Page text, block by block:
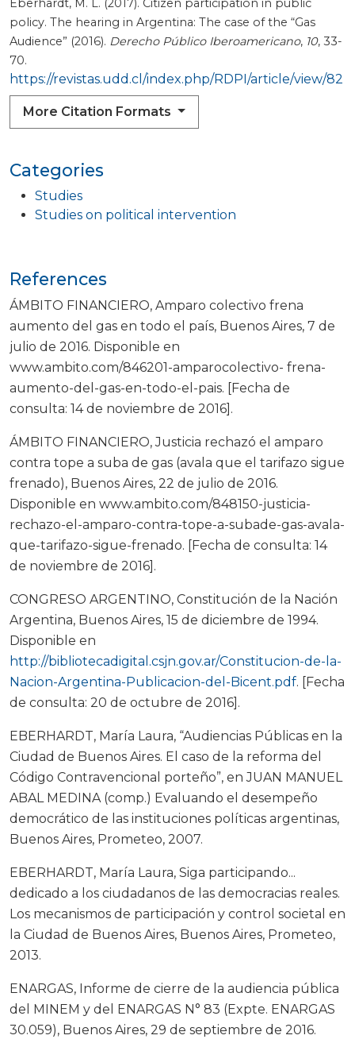
Categories
Studies
Studies on political intervention
Eberhardt, M. L. (2017). Citizen participation in public
policy. The hearing in Argentina: The case of the “Gas
Audience” (2016). Derecho Público Iberoamericano, 10, 33-
70.
https://revistas.udd.cl/index.php/RDPI/article/view/82
More Citation Formats
References
ÁMBITO FINANCIERO, Amparo colectivo frena
aumento del gas en todo el país, Buenos Aires, 7 de
julio de 2016. Disponible en
www.ambito.com/846201-amparocolectivo- frena-
aumento-del-gas-en-todo-el-pais. [Fecha de
consulta: 14 de noviembre de 2016].
ÁMBITO FINANCIERO, Justicia rechazó el amparo
contra tope a suba de gas (avala que el tarifazo sigue
frenado), Buenos Aires, 22 de julio de 2016.
Disponible en www.ambito.com/848150-justicia-
rechazo-el-amparo-contra-tope-a-subade-gas-avala-
que-tarifazo-sigue-frenado. [Fecha de consulta: 14
de noviembre de 2016].
CONGRESO ARGENTINO, Constitución de la Nación
Argentina, Buenos Aires, 15 de diciembre de 1994.
Disponible en
http://bibliotecadigital.csjn.gov.ar/Constitucion-de-la-
Nacion-Argentina-Publicacion-del-Bicent.pdf. [Fecha
de consulta: 20 de octubre de 2016].
EBERHARDT, María Laura, “Audiencias Públicas en la
Ciudad de Buenos Aires. El caso de la reforma del
Código Contravencional porteño”, en JUAN MANUEL
ABAL MEDINA (comp.) Evaluando el desempeño
democrático de las instituciones políticas argentinas,
Buenos Aires, Prometeo, 2007.
EBERHARDT, María Laura, Siga participando...
dedicado a los ciudadanos de las democracias reales.
Los mecanismos de participación y control societal en
la Ciudad de Buenos Aires, Buenos Aires, Prometeo,
2013.
ENARGAS, Informe de cierre de la audiencia pública
del MINEM y del ENARGAS N° 83 (Expte. ENARGAS
30.059), Buenos Aires, 29 de septiembre de 2016.